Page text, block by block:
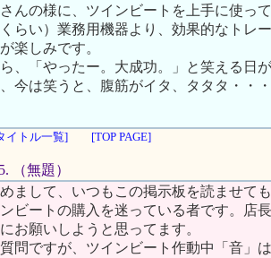
んの様に、ツインビートを上手に使っ
くらい）業務用機器より、効果的なトレ
楽しみです。
、「やったー。大成功。」と笑える日
今は笑うと、腹筋がイタ、タタタ・・
イトル一覧]
[TOP PAGE]
（無題）
まして、いつもこの掲示板を読ませて
ビートの購入を迷っている者です。店
お願いしようと思ってます。
問ですが、ツインビート作動中「音」